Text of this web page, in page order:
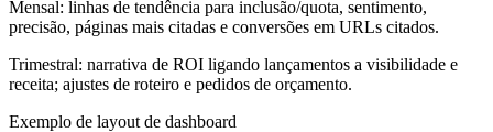
Mensal: linhas de tendência para inclusão/quota, sentimento,
precisão, páginas mais citadas e conversões em URLs citados.
Trimestral: narrativa de ROI ligando lançamentos a visibilidade e
receita; ajustes de roteiro e pedidos de orçamento.
Exemplo de layout de dashboard